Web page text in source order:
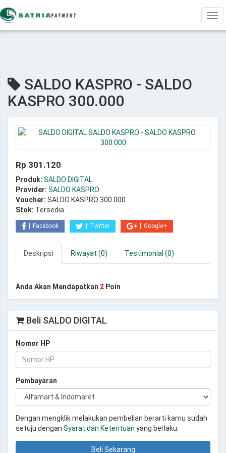
SALDO KASPRO - SALDO
KASPRO 300.000
Rp 301.120
Produk: SALDO DIGITAL
Provider: SALDO KASPRO
Voucher: SALDO KASPRO 300.000
Stok: Tersedia
Facebook Twitter Google+
Deskripsi Riwayat (0) Testimonial (0)
Anda Akan Mendapatkan 2 Poin
Beli SALDO DIGITAL
Nomor HP
Pembayaran
Dengan mengklik melakukan pembelian berarti kamu sudah
setuju dengan Syarat dan Ketentuan yang berlaku.
Beli Sekarang